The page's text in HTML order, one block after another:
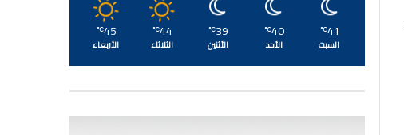
41
℃
السبت
40
℃
الأحد
39
℃
الأثنين
44
℃
الثلاثاء
45
℃
الأربعاء